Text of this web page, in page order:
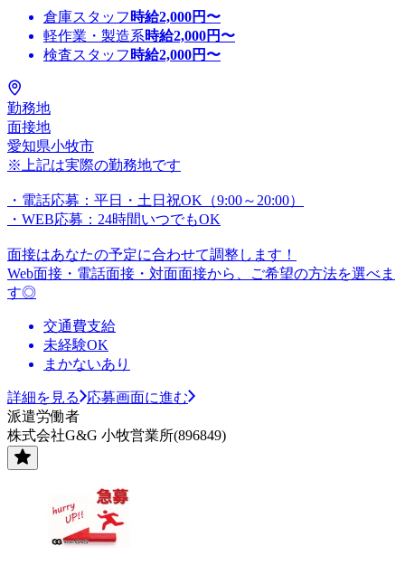
倉庫スタッフ 時給2,000円〜
軽作業・製造系時給2,000円〜
検査スタッフ 時給2,000円〜
勤務地
面接地
愛知県小牧市
※上記は実際の勤務地です
・電話応募：平日・土日祝OK（9:00～20:00）
・WEB応募：24時間いつでもOK
面接はあなたの予定に合わせて調整します！
Web面接・電話面接・対面面接から、ご希望の方法を選べま
す◎
交通費支給
未経験OK
まかないあり
詳細を見る
応募画面に進む
派遣労働者
株式会社G&G 小牧営業所(896849)